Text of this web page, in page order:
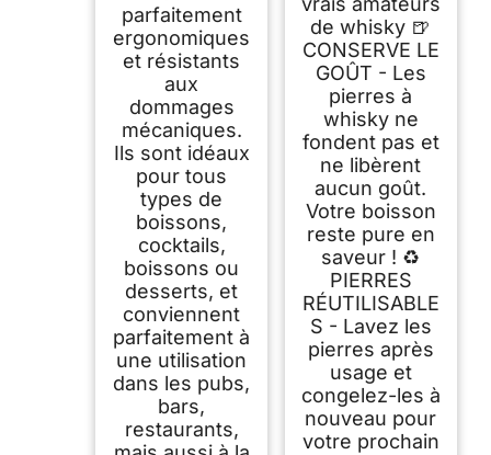
parfaitement
ergonomiques
et résistants
aux
dommages
mécaniques.
Ils sont idéaux
pour tous
types de
boissons,
cocktails,
boissons ou
desserts, et
conviennent
parfaitement à
une utilisation
dans les pubs,
bars,
restaurants,
de whisky 🍺
CONSERVE LE
GOÛT - Les
pierres à
whisky ne
fondent pas et
ne libèrent
aucun goût.
Votre boisson
reste pure en
saveur ! ♻
PIERRES
RÉUTILISABLE
S - Lavez les
pierres après
usage et
congelez-les à
nouveau pour
votre prochain